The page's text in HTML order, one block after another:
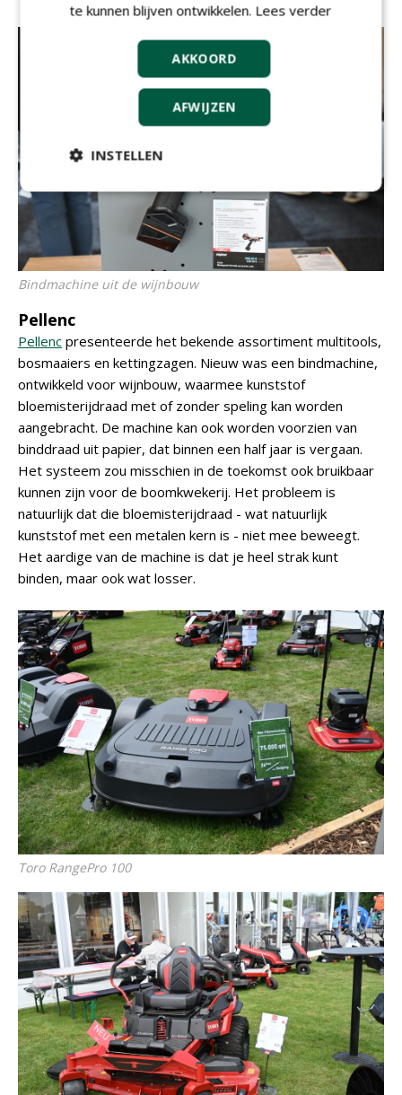
Bindmachine uit de wijnbouw
Pellenc
Pellenc presenteerde het bekende assortiment multitools,
bosmaaiers en kettingzagen. Nieuw was een bindmachine,
ontwikkeld voor wijnbouw, waarmee kunststof
bloemisterijdraad met of zonder speling kan worden
aangebracht. De machine kan ook worden voorzien van
binddraad uit papier, dat binnen een half jaar is vergaan.
Het systeem zou misschien in de toekomst ook bruikbaar
kunnen zijn voor de boomkwekerij. Het probleem is
natuurlijk dat die bloemisterijdraad - wat natuurlijk
kunststof met een metalen kern is - niet mee beweegt.
Het aardige van de machine is dat je heel strak kunt
binden, maar ook wat losser.
Toro RangePro 100
te kunnen blijven ontwikkelen. Lees verder
AKKOORD
AFWIJZEN
INSTELLEN